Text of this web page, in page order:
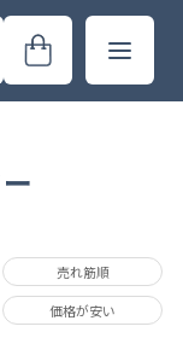
売れ筋順
価格が安い